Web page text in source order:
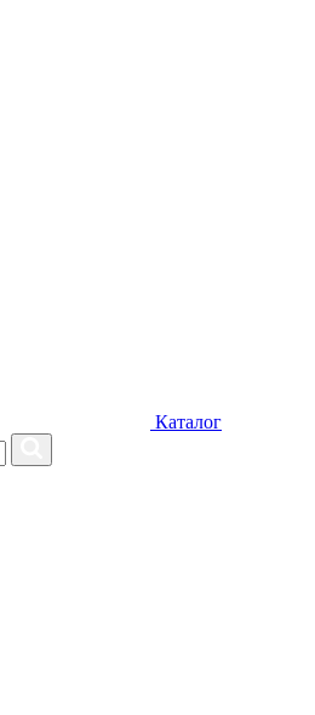
Каталог